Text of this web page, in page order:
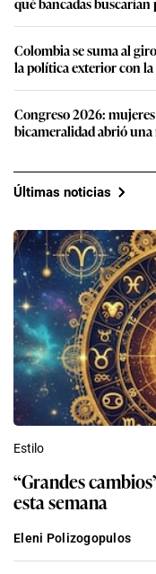
Colombia se suma al
la política exterior con la
Congreso 2026:
bicameralidad abrió una
Últimas noticias
Estilo
“Grandes
esta semana
Eleni Polizogopulos